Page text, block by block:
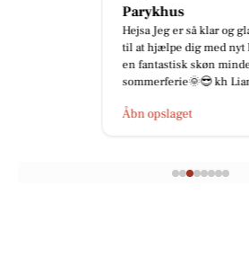
Parykhus
Hejsa Jeg er så klar og
til at hjælpe dig med nyt
en fantastisk skøn
sommerferie🌞😎 kh Liane
Åbn opslaget